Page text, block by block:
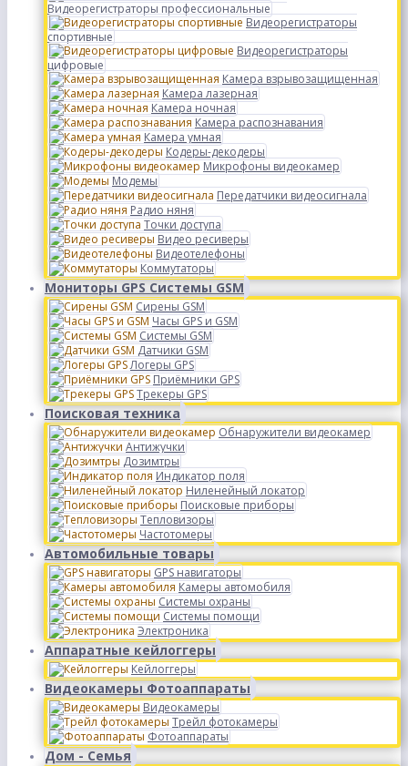
Видеорегистраторы профессиональные
Видеорегистраторы
спортивные
Видеорегистраторы
цифровые
Камера взрывозащищенная
Камера лазерная
Камера ночная
Камера распознавания
Камера умная
Кодеры-декодеры
Микрофоны видеокамер
Модемы
Передатчики видеосигнала
Радио няня
Точки доступа
Видео ресиверы
Видеотелефоны
Коммутаторы
Мониторы GPS Системы GSM
Сирены GSM
Часы GPS и GSM
Системы GSM
Датчики GSM
Логеры GPS
Приёмники GPS
Трекеры GPS
Поисковая техника
Обнаружители видеокамер
Антижучки
Дозимтры
Индикатор поля
Ниленейный локатор
Поисковые приборы
Тепловизоры
Частотомеры
Автомобильные товары
GPS навигаторы
Камеры автомобиля
Системы охраны
Системы помощи
Электроника
Аппаратные кейлоггеры
Кейлоггеры
Видеокамеры Фотоаппараты
Видеокамеры
Трейл фотокамеры
Фотоаппараты
Дом - Семья